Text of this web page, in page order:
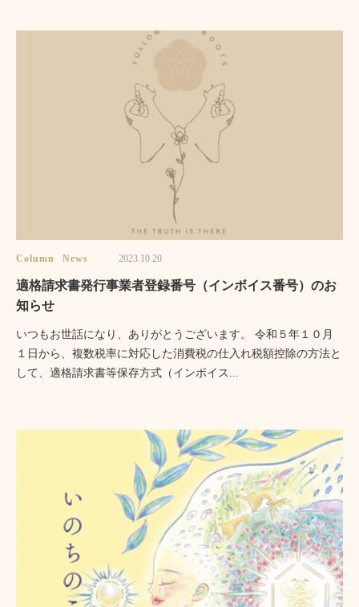
Column News 2023.10.20
適格請求書発行事業者登録番号（インボイス番号）のお
知らせ
いつもお世話になり、ありがとうございます。 令和５年１０月
１日から、複数税率に対応した消費税の仕入れ税額控除の方法と
して、適格請求書等保存方式（インボイス...